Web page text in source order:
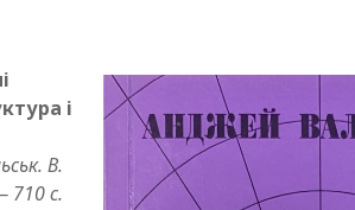
URBIS: Київ на стародавніх мапах
Timothy Van Laar. Art with a Difference.
and Unfamiliar Art
The restitution of Lithuania’s statehood
Мова радянського тоталітаризму
Between Gogol’ and Sevčenko
і
В.
710 с.